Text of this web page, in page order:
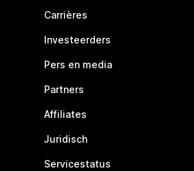
Carrières
Investeerders
Pers en media
Partners
Affiliates
Juridisch
Servicestatus